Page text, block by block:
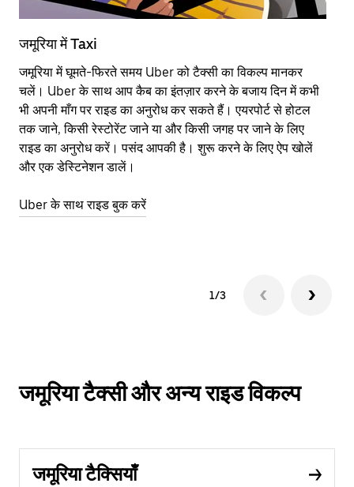
जमूरिया में Taxi
जमूरिया में घूमते-फिरते समय Uber को टैक्सी का विकल्प मानकर
चलें। Uber के साथ आप कैब का इंतज़ार करने के बजाय दिन में कभी
भी अपनी माँग पर राइड का अनुरोध कर सकते हैं। एयरपोर्ट से होटल
तक जाने, किसी रेस्टोरेंट जाने या और किसी जगह पर जाने के लिए
राइड का अनुरोध करें। पसंद आपकी है। शुरू करने के लिए ऐप खोलें
और एक डेस्टिनेशन डालें।
Uber के साथ राइड बुक करें
1/3
जमूरिया टैक्सी और अन्य राइड विकल्प
जमूरिया टैक्सियाँ